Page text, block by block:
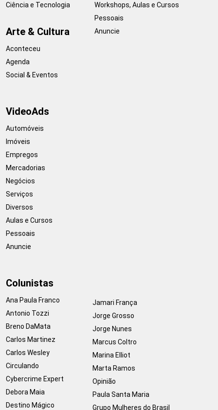
Ciência e Tecnologia
Arte & Cultura
Aconteceu
Agenda
Social & Eventos
Workshops, Aulas e Cursos
Pessoais
Anuncie
VideoAds
Automóveis
Imóveis
Empregos
Mercadorias
Negócios
Serviços
Diversos
Aulas e Cursos
Pessoais
Anuncie
Colunistas
Ana Paula Franco
Antonio Tozzi
Breno DaMata
Carlos Martinez
Carlos Wesley
Circulando
Cybercrime Expert
Debora Maia
Destino Mágico
Jamari França
Jorge Grosso
Jorge Nunes
Marcus Coltro
Marina Elliot
Marta Ramos
Opinião
Paula Santa Maria
Grupo Mulheres do Brasil